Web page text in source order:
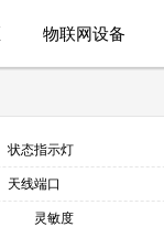
物联网设备
状态指示灯
天线端口
灵敏度